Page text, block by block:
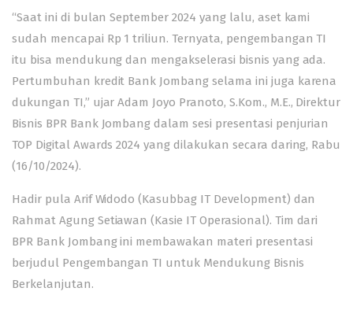
“Saat ini di bulan September 2024 yang lalu, aset kami
sudah mencapai Rp 1 triliun. Ternyata, pengembangan TI
itu bisa mendukung dan mengakselerasi bisnis yang ada.
Pertumbuhan kredit Bank Jombang selama ini juga karena
dukungan TI,” ujar Adam Joyo Pranoto, S.Kom., M.E., Direktur
Bisnis BPR Bank Jombang dalam sesi presentasi penjurian
TOP Digital Awards 2024 yang dilakukan secara daring, Rabu
(16/10/2024).
Hadir pula Arif Widodo (Kasubbag IT Development) dan
Rahmat Agung Setiawan (Kasie IT Operasional). Tim dari
BPR Bank Jombang ini membawakan materi presentasi
berjudul Pengembangan TI untuk Mendukung Bisnis
Berkelanjutan.